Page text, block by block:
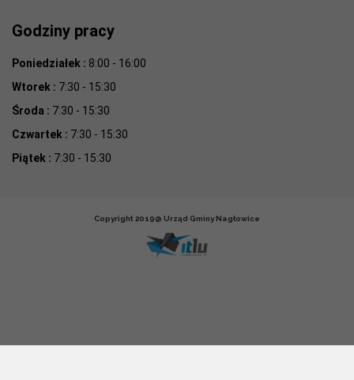
Godziny pracy
Poniedziałek : 8:00 - 16:00
Wtorek : 7:30 - 15:30
Środa : 7:30 - 15:30
Czwartek : 7:30 - 15:30
Piątek : 7:30 - 15:30
Copyright 2019@ Urząd Gminy Nagłowice